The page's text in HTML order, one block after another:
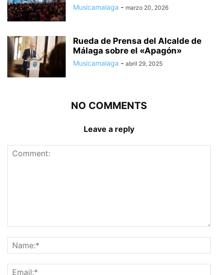
Musicamalaga - marzo 20, 2026
Rueda de Prensa del Alcalde de
Málaga sobre el «Apagón»
Musicamalaga - abril 29, 2025
NO COMMENTS
Leave a reply